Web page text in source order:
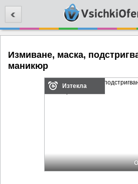
Измиване, маска,
маникюр
Изтекла